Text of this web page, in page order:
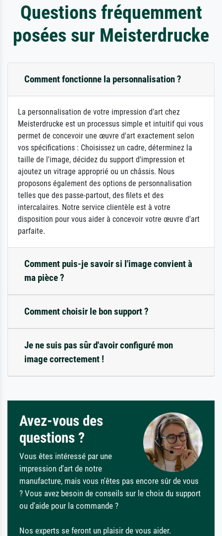
Questions fréquemment
posées sur Meisterdrucke
Comment fonctionne la personnalisation ?
La personnalisation de votre impression d'art chez
Meisterdrucke est un processus simple et intuitif qui vous
permet de concevoir une œuvre d'art exactement selon
vos spécifications : Choisissez un cadre, déterminez la
taille de l'image, décidez du support d'impression et
ajoutez un vitrage approprié ou un châssis. Nous
proposons également des options de personnalisation
telles que des passe-partout, des filets et des
intercalaires. Notre service clientèle est à votre
disposition pour vous aider à concevoir votre œuvre d'art
parfaite.
Comment puis-je savoir si l'image convient à
ma pièce ?
Comment choisir le bon support ?
Je ne suis pas sûr d'avoir configuré mon
image correctement !
Avez-vous des
questions ?
Vous êtes intéressé par une
impression d'art de notre
manufacture, mais vous n'êtes pas encore sûr de vous
? Vous avez besoin de conseils sur le choix du support
ou d'aide pour la commande ?
Nos experts se feront un plaisir de vous aider.